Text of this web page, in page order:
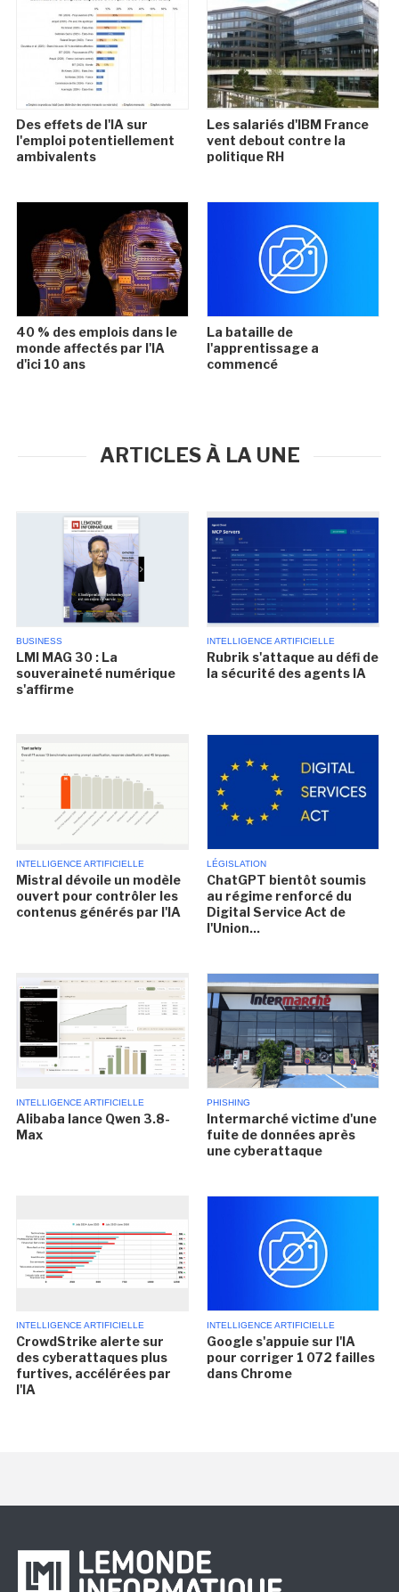
Des effets de l'IA sur
l'emploi potentiellement
ambivalents
Les salariés d'IBM France
vent debout contre la
politique RH
40 % des emplois dans le
monde affectés par l'IA
d'ici 10 ans
La bataille de
l'apprentissage a
commencé
ARTICLES À LA UNE
BUSINESS
LMI MAG 30 : La
souveraineté numérique
s'affirme
INTELLIGENCE ARTIFICIELLE
Rubrik s'attaque au défi de
la sécurité des agents IA
INTELLIGENCE ARTIFICIELLE
Mistral dévoile un modèle
ouvert pour contrôler les
contenus générés par l'IA
LÉGISLATION
ChatGPT bientôt soumis
au régime renforcé du
Digital Service Act de
l'Union...
INTELLIGENCE ARTIFICIELLE
Alibaba lance Qwen 3.8-
Max
PHISHING
Intermarché victime d'une
fuite de données après
une cyberattaque
INTELLIGENCE ARTIFICIELLE
CrowdStrike alerte sur
des cyberattaques plus
furtives, accélérées par
l'IA
INTELLIGENCE ARTIFICIELLE
Google s'appuie sur l'IA
pour corriger 1 072 failles
dans Chrome